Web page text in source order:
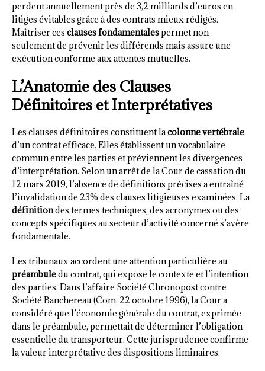
perdent annuellement près de 3,2 milliards d’euros en
litiges évitables grâce à des contrats mieux rédigés.
Maîtriser ces clauses fondamentalespermet non
seulement de prévenir les différends mais assure une
exécution conforme aux attentes mutuelles.
L’Anatomie des Clauses
Définitoires et Interprétatives
Les clauses définitoires constituent lacolonne vertébrale
d’un contrat efficace. Elles établissent un vocabulaire
commun entre les parties et préviennent les divergences
d’interprétation. Selon un arrêt de la Cour de cassation du
12 mars 2019, l’absence de définitions précises a entraîné
l’invalidation de 23% des clauses litigieuses examinées. La
définitiondes termes techniques, des acronymes ou des
concepts spécifiques au secteur d’activité concerné s’avère
fondamentale.
Les tribunaux accordent une attention particulière au
préambuledu contrat, qui expose le contexte et l’intention
des parties. Dans l’affaire Société Chronopost contre
Société Banchereau (Com. 22 octobre 1996), la Cour a
considéré que l’économie générale du contrat, exprimée
dans le préambule, permettait de déterminer l’obligation
essentielle du transporteur. Cette jurisprudence confirme
la valeur interprétative des dispositions liminaires.